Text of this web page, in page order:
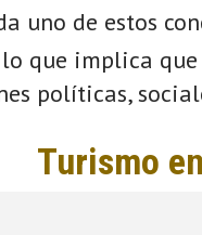
uno de estos
lo que implica
políticas,